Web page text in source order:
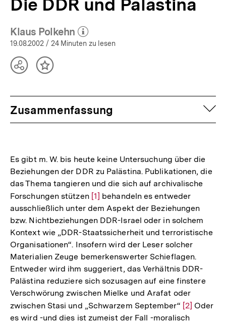
Die DDR und Palästina
Klaus Polkehn
(Mehr zum Autor)
öffnen
19.08.2002 / 24 Minuten zu lesen
TeilenInhalt
Zusammenfassung
Es gibt m. W. bis heute keine Untersuchung über die
Beziehungen der DDR zu Palästina. Publikationen, die
das Thema tangieren und die sich auf archivalische
Forschungen stützen Zur
Auflösung
der
Fußnote
[1] behandeln es entweder
ausschließlich unter dem Aspekt der Beziehungen
bzw. Nichtbeziehungen DDR-Israel oder in solchem
Kontext wie „DDR-Staatssicherheit und terroristische
Organisationen“. Insofern wird der Leser solcher
Materialien Zeuge bemerkenswerter Schieflagen.
Entweder wird ihm suggeriert, das Verhältnis DDR-
Palästina reduziere sich sozusagen auf eine finstere
Verschwörung zwischen Mielke und Arafat oder
zwischen Stasi und „Schwarzem September“ Zur
Auflösung
[2] Oder
es wird -und dies ist zumeist der Fall -moralisch